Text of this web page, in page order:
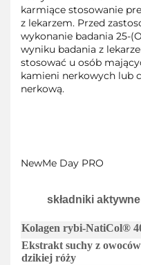
karmiące stosowanie
z lekarzem. Przed
wykonanie badania 25-
wyniku badania z
stosować u osób
kamieni nerkowych lub
nerkową.
NewMe Day PRO
składniki aktywne
Kolagen rybi‑NatiCol®
Ekstrakt suchy z owoców
dzikiej róży